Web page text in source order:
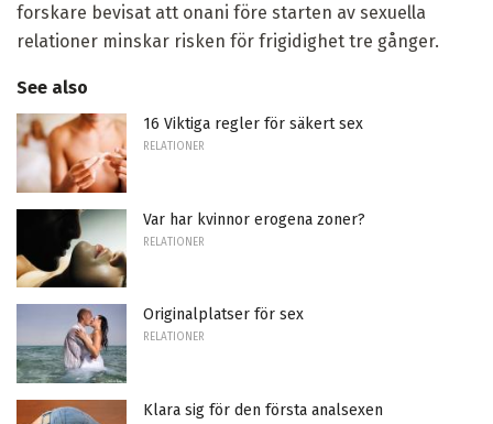
forskare bevisat att onani före starten av sexuella
relationer minskar risken för frigidighet tre gånger.
See also
16 Viktiga regler för säkert sex
RELATIONER
Var har kvinnor erogena zoner?
RELATIONER
Originalplatser för sex
RELATIONER
Klara sig för den första analsexen